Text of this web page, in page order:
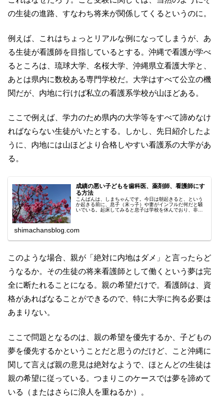
の生徒の進路、すなわち将来が関係してくるというのに。
例えば、これはちょっとリアルな例になってしまうが、あ
る生徒が看護師を目指しているとする。沖縄で看護が学べ
るところは、琉球大学、名桜大学、沖縄県立看護大学と、
あとは県内に数校ある専門学校だ。大学はすべて公立の機
関だが、内地に行けば私立の看護系学校が山ほどある。
ここで例えば、学力のため県内の大学等をすべて諦めなけ
ればならない生徒がいたとする。しかし、先日紹介したよ
うに、内地には山ほどより合格しやすい看護系の大学があ
る。
成績の悪い子どもを歯科医、薬剤師、看護師にす
る方法
こんばんは、しまちゃんです。今日は朝起きると、という
か起きる前に、息子（末っ子）や妻がインフルだ何だと騒
いでいる。起床してみると息子は学校を休んでおり、非常
shimachansblog.com
このような場合、親が「絶対に内地はダメ」と言ったらど
うなるか。その生徒の将来看護師として働くという夢は完
全に断たれることになる。親の希望だけで。看護師は、資
格があればなることができるので、特に大学に拘る必要は
あまりない。
ここで問題となるのは、親の希望を優先するか、子どもの
夢を優先するかということだと思うのだけど、こと沖縄に
関して言えば親の意見は絶対なようで、ほとんどの生徒は
親の希望に従っている。つまりこのケースでは夢を諦めて
いる（またはさらに浪人を重ねるか）。